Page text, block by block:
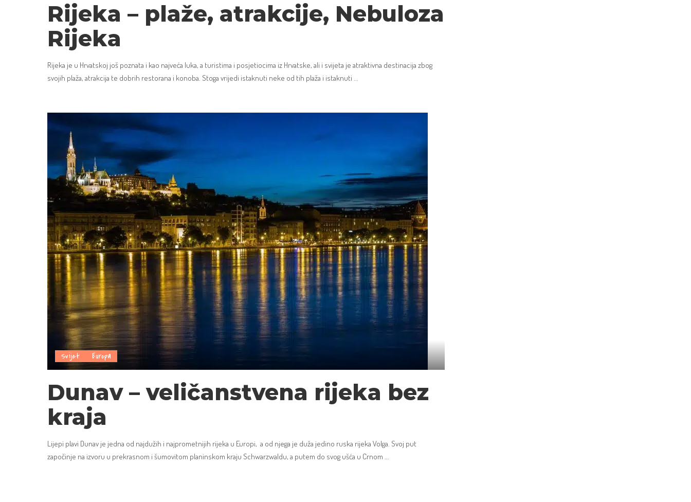
Rijeka – plaže, atrakcije, Nebuloza
Rijeka
Rijeka je u Hrvatskoj još poznata i kao najveća luka, a turistima i posjetiocima iz Hrvatske, ali i svijeta je atraktivna destinacija zbog
svojih plaža, atrakcija te dobrih restorana i konoba. Stoga vrijedi istaknuti neke od tih plaža i istaknuti ...
Svijet Europa
Dunav – veličanstvena rijeka bez
kraja
Lijepi plavi Dunav je jedna od najdužih i najprometnijih rijeka u Europi, a od njega je duža jedino ruska rijeka Volga. Svoj put
započinje na izvoru u prekrasnom i šumovitom planinskom kraju Schwarzwaldu, a putem do svog ušća u Crnom ...